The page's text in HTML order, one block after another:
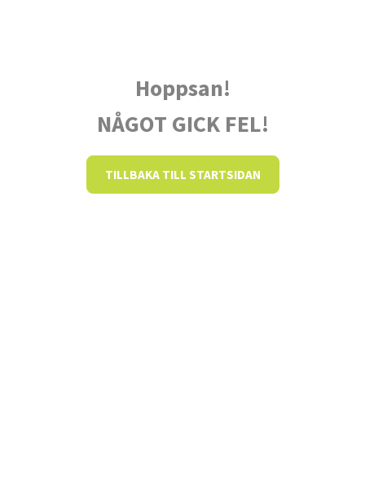
Hoppsan!
NÅGOT GICK FEL!
TILLBAKA TILL STARTSIDAN